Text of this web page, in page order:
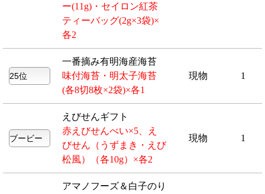
ー(11g)・セイロン紅茶
ティーバッグ(2g×3袋)×
各2
一番摘み有明海産海苔
味付海苔・明太子海苔
(各8切8枚×2袋)×各1
現物 1
えびせんギフト
赤えびせんべい×5、え
びせん（うずまき・えび
松風）（各10g）×各2
現物 1
アマノフーズ＆白子のり